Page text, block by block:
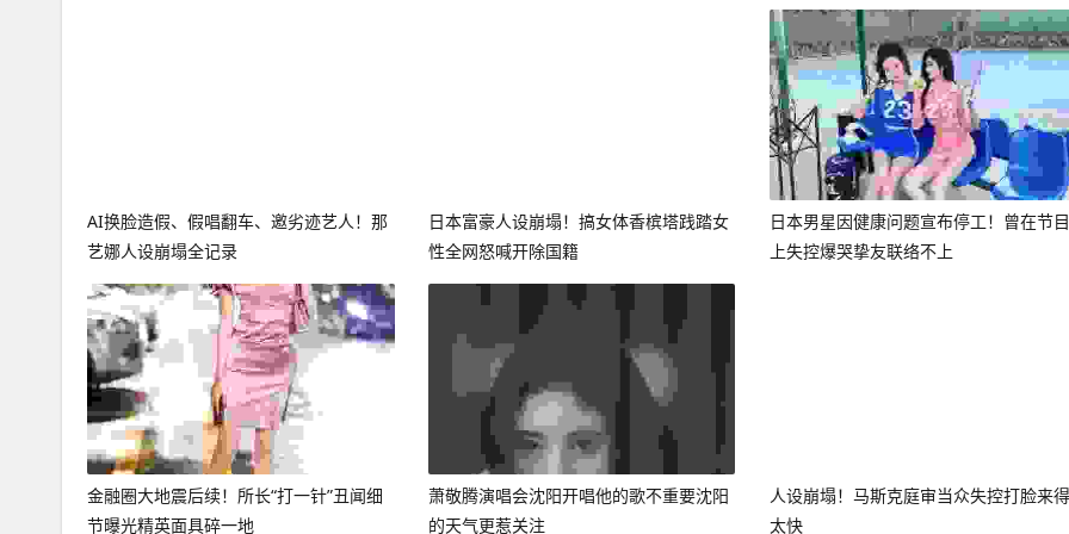
AI换脸造假、假唱翻车、邀劣迹艺人！那
艺娜人设崩塌全记录
日本富豪人设崩塌！搞女体香槟塔践踏女
性全网怒喊开除国籍
日本男星因健康问题宣布停工！曾在节目
上失控爆哭挚友联络不上
金融圈大地震后续！所长“打一针”丑闻细
节曝光精英面具碎一地
萧敬腾演唱会沈阳开唱他的歌不重要沈阳
的天气更惹关注
人设崩塌！马斯克庭审当众失控打脸来得
太快